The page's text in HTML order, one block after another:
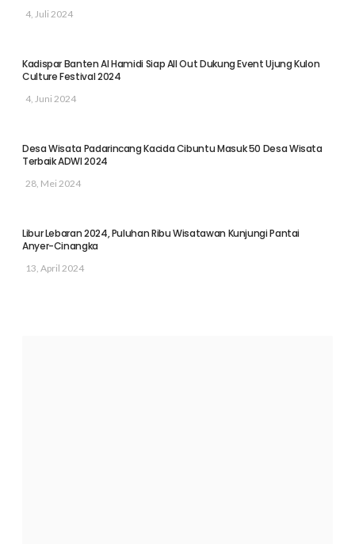
4, Juli 2024
Kadispar Banten Al Hamidi Siap All Out Dukung Event Ujung Kulon
Culture Festival 2024
4, Juni 2024
Desa Wisata Padarincang Kacida Cibuntu Masuk 50 Desa Wisata
Terbaik ADWI 2024
28, Mei 2024
Libur Lebaran 2024, Puluhan Ribu Wisatawan Kunjungi Pantai
Anyer-Cinangka
13, April 2024